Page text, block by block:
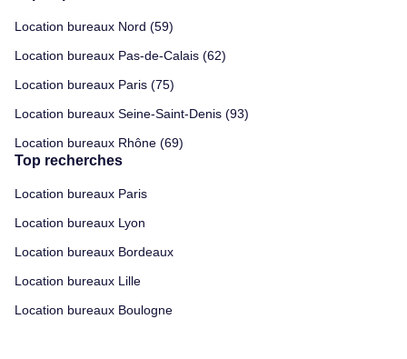
Location bureaux Nord (59)
Location bureaux Pas-de-Calais (62)
Location bureaux Paris (75)
Location bureaux Seine-Saint-Denis (93)
Location bureaux Rhône (69)
Top recherches
Location bureaux Paris
Location bureaux Lyon
Location bureaux Bordeaux
Location bureaux Lille
Location bureaux Boulogne